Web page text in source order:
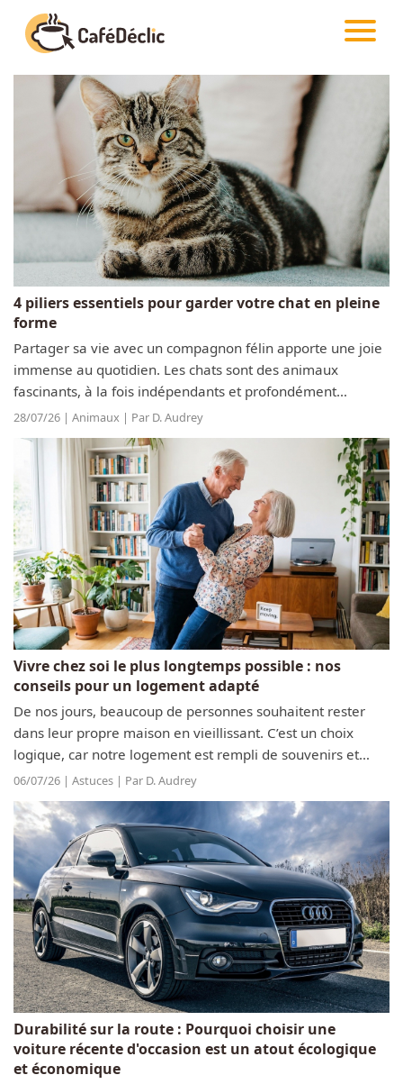
Créativité
Astuces
Food
Divertissement
Insolite
Emotion
Famille
Santé
ACTUALITÉS
4 piliers essentiels pour garder votre chat en pleine
forme
Partager sa vie avec un compagnon félin apporte une joie
immense au quotidien. Les chats sont des animaux
fascinants, à la fois indépendants et profondément
attachés à leurs habitudes. Pour veiller à leur bien-être
physique et mental, il ne...
28/07/26 | Animaux | Par D. Audrey
Vivre chez soi le plus longtemps possible : nos
conseils pour un logement adapté
De nos jours, beaucoup de personnes souhaitent rester
dans leur propre maison en vieillissant. C’est un choix
logique, car notre logement est rempli de souvenirs et
représente notre liberté au quotidien. Pourtant, avec le
temps, certains gestes...
06/07/26 | Astuces | Par D. Audrey
Durabilité sur la route : Pourquoi choisir une
voiture récente d'occasion est un atout écologique
et économique